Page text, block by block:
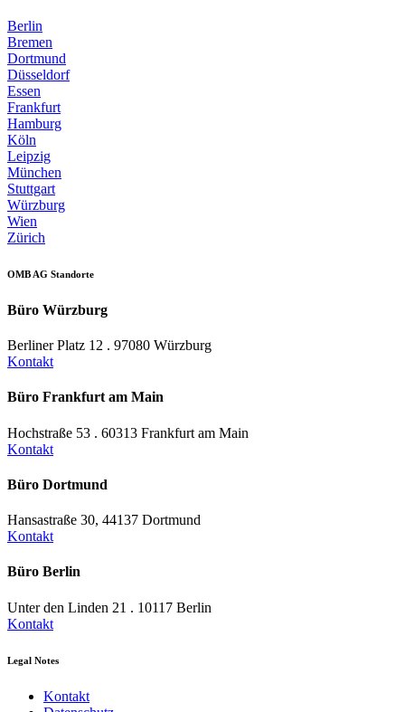
Berlin
Bremen
Dortmund
Düsseldorf
Essen
Frankfurt
Hamburg
Köln
Leipzig
München
Stuttgart
Würzburg
Wien
Zürich
OMB AG Standorte
Büro Würzburg
Berliner Platz 12 . 97080 Würzburg
Kontakt
Büro Frankfurt am Main
Hochstraße 53 . 60313 Frankfurt am Main
Kontakt
Büro Dortmund
Hansastraße 30, 44137 Dortmund
Kontakt
Büro Berlin
Unter den Linden 21 . 10117 Berlin
Kontakt
Legal Notes
Kontakt